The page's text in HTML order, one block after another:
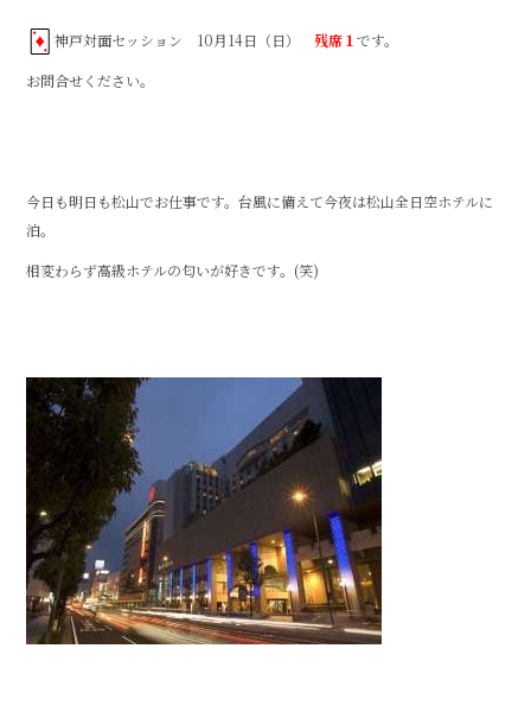
o
k
神戸対面セッション 10月14日（日）残席１です。
お問合せください。
今日も明日も松山でお仕事です。台風に備えて今夜は松山全日空ホテルに
泊。
相変わらず高級ホテルの匂いが好きです。(笑)